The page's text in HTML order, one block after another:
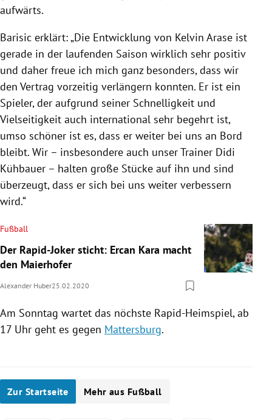
aufwärts.
Barisic erklärt: „Die Entwicklung von Kelvin Arase ist
gerade in der laufenden Saison wirklich sehr positiv
und daher freue ich mich ganz besonders, dass wir
den Vertrag vorzeitig verlängern konnten. Er ist ein
Spieler, der aufgrund seiner Schnelligkeit und
Vielseitigkeit auch international sehr begehrt ist,
umso schöner ist es, dass er weiter bei uns an Bord
bleibt. Wir – insbesondere auch unser Trainer Didi
Kühbauer – halten große Stücke auf ihn und sind
überzeugt, dass er sich bei uns weiter verbessern
wird.“
Fußball
Der Rapid-Joker sticht: Ercan Kara macht
den Maierhofer
Alexander Huber25.02.2020
Am Sonntag wartet das nöchste Rapid-Heimspiel, ab
17 Uhr geht es gegen Mattersburg.
Zur Startseite Mehr aus Fußball